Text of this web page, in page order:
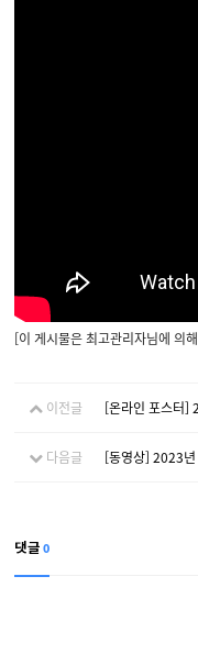
[이 게시물은 최고관리자님에
이전글
[온라인 포스터]
다음글
[동영상] 2023
댓글 0